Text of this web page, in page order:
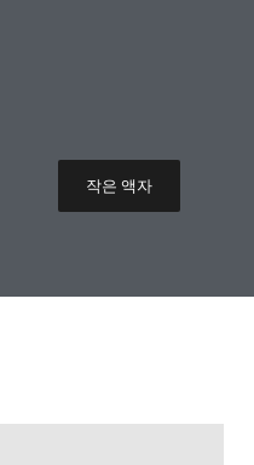
작은 액자